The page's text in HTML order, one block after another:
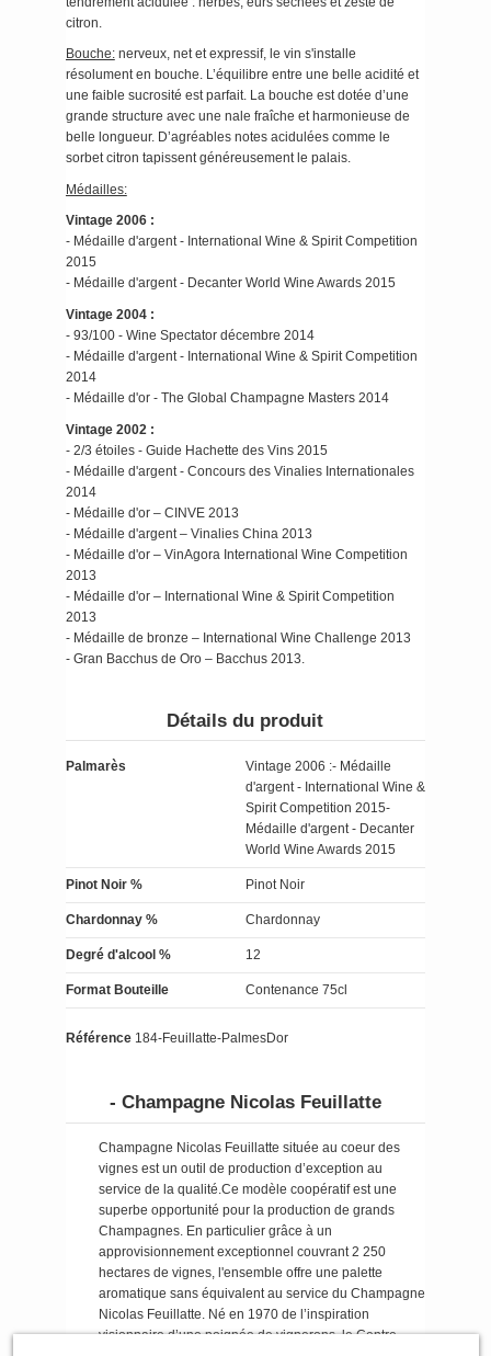
citron.
Bouche:nerveux, net et expressif, le vin s'installe
résolument en bouche. L’équilibre entre une belle acidité et
une faible sucrosité est parfait. La bouche est dotée d’une
grande structure avec une nale fraîche et harmonieuse de
belle longueur. D’agréables notes acidulées comme le
sorbet citron tapissent généreusement le palais.
Médailles:
Vintage 2006 :
- Médaille d'argent - International Wine & Spirit Competition
2015
- Médaille d'argent - Decanter World Wine Awards 2015
Vintage 2004 :
- 93/100 - Wine Spectator décembre 2014
- Médaille d'argent - International Wine & Spirit Competition
2014
- Médaille d'or - The Global Champagne Masters 2014
Vintage 2002 :
- 2/3 étoiles - Guide Hachette des Vins 2015
- Médaille d'argent - Concours des Vinalies Internationales
2014
- Médaille d'or – CINVE 2013
- Médaille d'argent – Vinalies China 2013
- Médaille d'or – VinAgora International Wine Competition
2013
- Médaille d'or – International Wine & Spirit Competition
2013
- Médaille de bronze – International Wine Challenge 2013
- Gran Bacchus de Oro – Bacchus 2013.
Détails du produit
Palmarès
Vintage 2006 :- Médaille
d'argent - International Wine &
Spirit Competition 2015-
Médaille d'argent - Decanter
World Wine Awards 2015
Pinot Noir % Pinot Noir
Chardonnay % Chardonnay
Degré d'alcool % 12
Format Bouteille Contenance 75cl
Référence 184-Feuillatte-PalmesDor
- Champagne Nicolas Feuillatte
Champagne Nicolas Feuillatte située au coeur des
vignes est un outil de production d’exception au
service de la qualité.Ce modèle coopératif est une
superbe opportunité pour la production de grands
Champagnes. En particulier grâce à un
approvisionnement exceptionnel couvrant 2 250
hectares de vignes, l'ensemble offre une palette
aromatique sans équivalent au service du Champagne
Nicolas Feuillatte. Né en 1970 de l’inspiration
visionnaire d’une poignée de vignerons, le Centre